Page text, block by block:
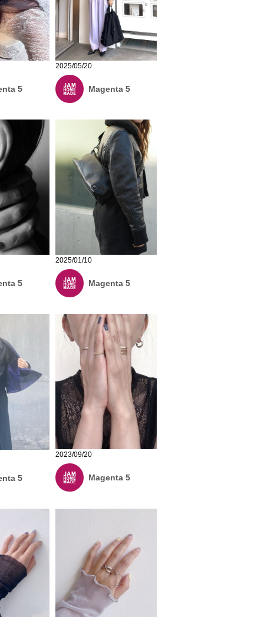
5
2025/05/20
Magenta 5
5
2025/01/10
Magenta 5
5
2023/09/20
Magenta 5